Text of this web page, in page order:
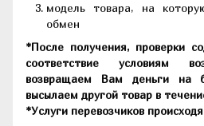
модель товара, на
обмен
*После получения, проверки
соответствие условиям
возвращаем Вам деньги на
высылаем другой товар в
*Услуги перевозчиков